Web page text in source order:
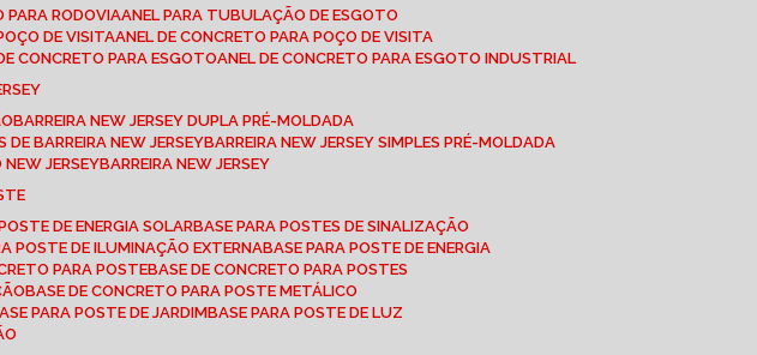
PARA RODOVIA
ANEL PARA TUBULAÇÃO DE ESGOTO
DE VISITA ANEL DE CONCRETO PARA POÇO DE VISITA
DE CONCRETO PARA ESGOTO ANEL DE CONCRETO PARA ESGOTO INDUSTRIAL
BARREIRA NEW JERSEY DUPLA PRÉ-MOLDADA
DE BARREIRA NEW JERSEY BARREIRA NEW JERSEY SIMPLES PRÉ-MOLDADA
NEW JERSEY BARREIRA NEW JERSEY
POSTE DE ENERGIA SOLAR BASE PARA POSTES DE SINALIZAÇÃO
POSTE DE ILUMINAÇÃO EXTERNA BASE PARA POSTE DE ENERGIA
PARA POSTE
BASE DE CONCRETO PARA POSTES
BASE DE CONCRETO PARA POSTE METÁLICO
BASE PARA POSTE DE JARDIM BASE PARA POSTE DE LUZ